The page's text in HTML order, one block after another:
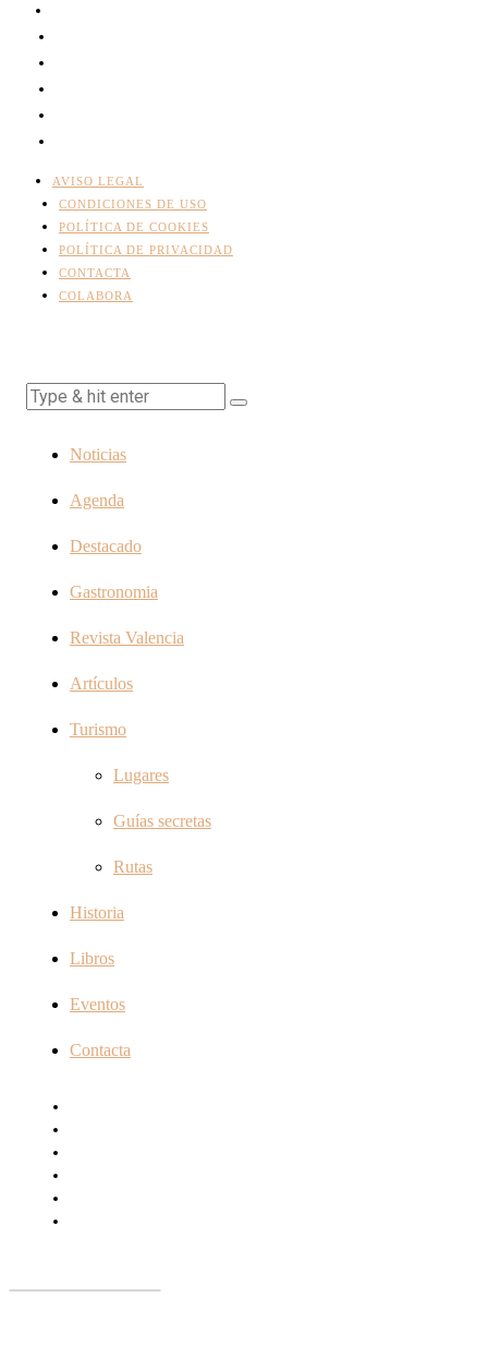
AVISO LEGAL
CONDICIONES DE USO
POLÍTICA DE COOKIES
POLÍTICA DE PRIVACIDAD
CONTACTA
COLABORA
Noticias
Agenda
Destacado
Gastronomia
Revista Valencia
Artículos
Turismo
Lugares
Guías secretas
Rutas
Historia
Libros
Eventos
Contacta